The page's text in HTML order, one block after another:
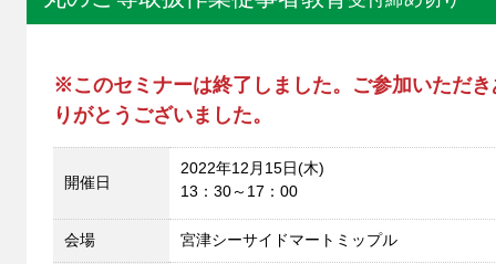
※このセミナーは終了しました。ご参加いただき
りがとうございました。
開催日
2022年12月15日(木)
13：30～17：00
会場 宮津シーサイドマートミップル